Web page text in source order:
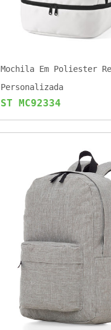
Mochila Em Poliester
Personalizada
ST MC92334